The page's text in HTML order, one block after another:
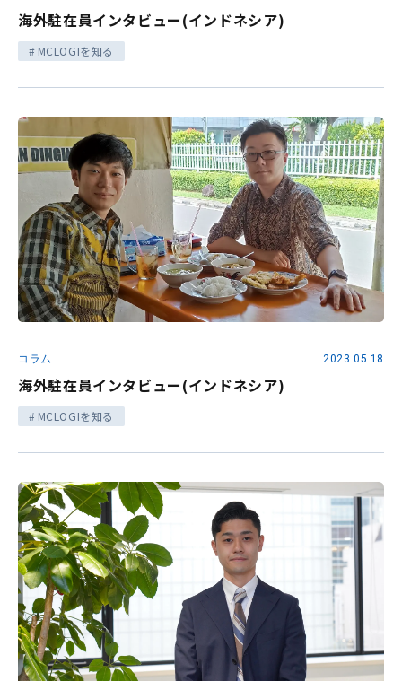
海外駐在員インタビュー(インドネシア)
MCLOGIを知る
コラム 2023.05.18
海外駐在員インタビュー(インドネシア)
MCLOGIを知る